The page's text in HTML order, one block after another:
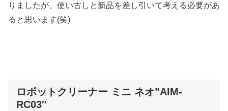
りましたが、使い古しと新品を差し引いて考える必要があ
ると思います(笑)
ロボットクリーナー ミニ ネオ”AIM-
RC03″